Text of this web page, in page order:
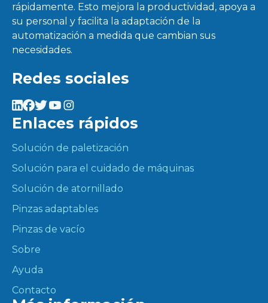
rápidamente. Esto mejora la productividad, apoya a
su personal y facilita la adaptación de la
automatización a medida que cambian sus
necesidades.
Redes sociales
Enlaces rápidos
Solución de paletización
Solución para el cuidado de máquinas
Solución de atornillado
Pinzas adaptables
Pinzas de vacío
Sobre
Ayuda
Contacto